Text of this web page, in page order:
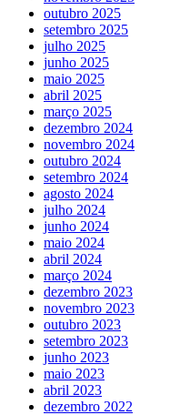
outubro 2025
setembro 2025
julho 2025
junho 2025
maio 2025
abril 2025
março 2025
dezembro 2024
novembro 2024
outubro 2024
setembro 2024
agosto 2024
julho 2024
junho 2024
maio 2024
abril 2024
março 2024
dezembro 2023
novembro 2023
outubro 2023
setembro 2023
junho 2023
maio 2023
abril 2023
dezembro 2022